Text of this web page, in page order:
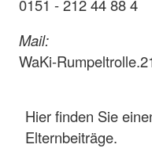
0151 - 212 44 88 4
Mail:
WaKi-
Hier finden Sie
Elternbeiträge.